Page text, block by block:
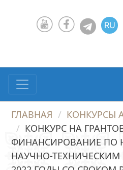
RU
ГЛАВНАЯ КОНКУРСЫ
КОНКУРС НА
ФИНАНСИРОВАНИЕ ПО
НАУЧНО-ТЕХНИЧЕСКИМ